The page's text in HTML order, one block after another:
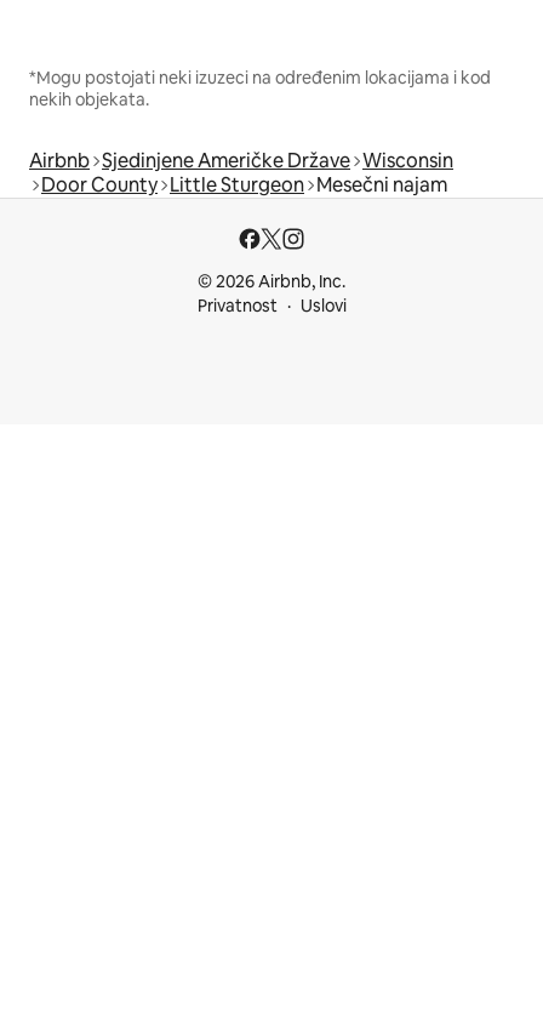
*Mogu postojati neki izuzeci na određenim lokacijama i kod
nekih objekata.
Airbnb Sjedinjene Američke Države Wisconsin
Door County Little Sturgeon Mesečni najam
© 2026 Airbnb, Inc.
Privatnost
Uslovi